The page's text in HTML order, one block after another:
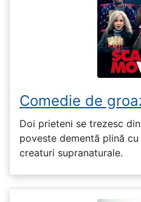
Comedie de
Doi prieteni se trezesc
poveste dementă plină
creaturi supranaturale.